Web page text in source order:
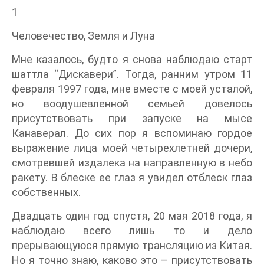
1
Человечество, Земля и Луна
Мне казалось, будто я снова наблюдаю старт
шаттла “Дискавери”. Тогда, ранним утром 11
февраля 1997 года, мне вместе с моей усталой,
но воодушевленной семьей довелось
присутствовать при запуске на мысе
Канаверал. До сих пор я вспоминаю гордое
выражение лица моей четырехлетней дочери,
смотревшей издалека на направленную в небо
ракету. В блеске ее глаз я увидел отблеск глаз
собственных.
Двадцать один год спустя, 20 мая 2018 года, я
наблюдаю всего лишь то и дело
прерывающуюся прямую трансляцию из Китая.
Но я точно знаю, каково это – присутствовать